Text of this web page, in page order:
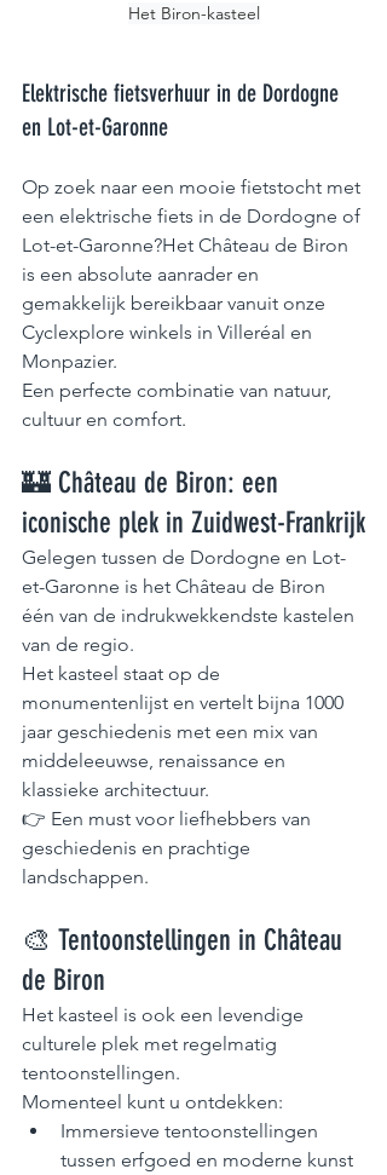
Het Biron-kasteel
Elektrische fietsverhuur in de Dordogne
en Lot-et-Garonne
Op zoek naar een mooie fietstocht met
een elektrische fiets in de Dordogne of
Lot-et-Garonne?Het Château de Biron
is een absolute aanrader en
gemakkelijk bereikbaar vanuit onze
Cyclexplore winkels in Villeréal en
Monpazier.
Een perfecte combinatie van natuur,
cultuur en comfort.
🏰 Château de Biron: een
iconische plek in Zuidwest-Frankrijk
Gelegen tussen de Dordogne en Lot-
et-Garonne is het Château de Biron
één van de indrukwekkendste kastelen
van de regio.
Het kasteel staat op de
monumentenlijst en vertelt bijna 1000
jaar geschiedenis met een mix van
middeleeuwse, renaissance en
klassieke architectuur.
👉 Een must voor liefhebbers van
geschiedenis en prachtige
landschappen.
🎨 Tentoonstellingen in Château
de Biron
Het kasteel is ook een levendige
culturele plek met regelmatig
tentoonstellingen.
Momenteel kunt u ontdekken:
Immersieve tentoonstellingen
tussen erfgoed en moderne kunst